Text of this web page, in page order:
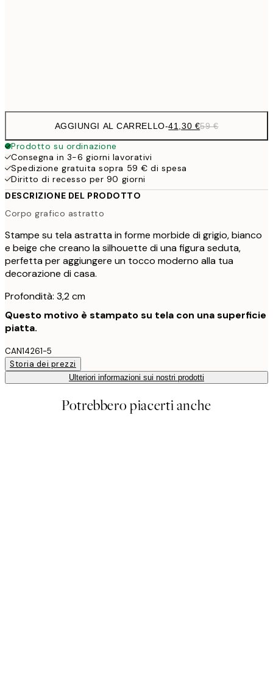
AGGIUNGI AL CARRELLO-41,30 €59 €
Prodotto su ordinazione
Consegna in 3-6 giorni lavorativi
Spedizione gratuita sopra 59 € di spesa
Diritto di recesso per 90 giorni
DESCRIZIONE DEL PRODOTTO
Corpo grafico astratto
Stampe su tela astratta in forme morbide di grigio, bianco
e beige che creano la silhouette di una figura seduta,
perfetta per aggiungere un tocco moderno alla tua
decorazione di casa.
Profondità: 3,2 cm
Questo motivo è stampato su tela con una superficie
piatta.
CAN14261-5
Storia dei prezzi
Ulteriori informazioni sui nostri prodotti
Potrebbero piacerti anche